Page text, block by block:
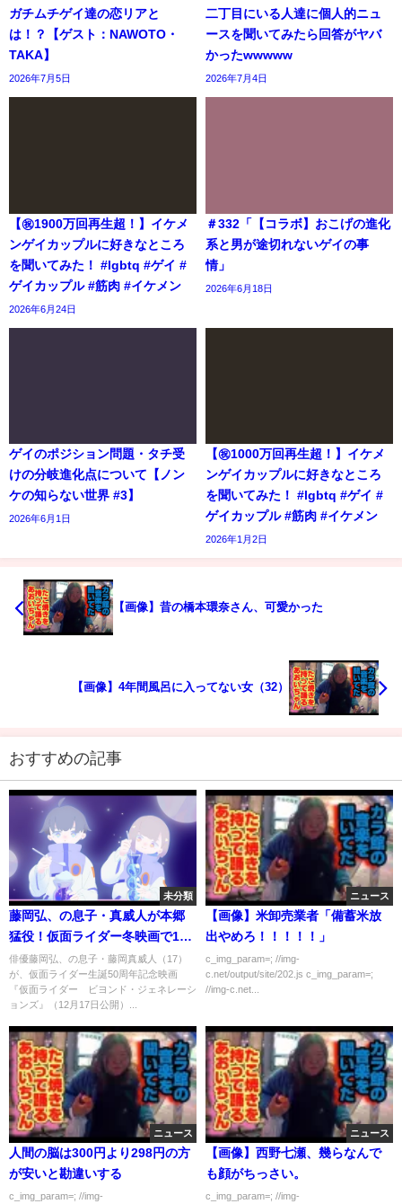
ガチムチゲイ達の恋リアと
は！？【ゲスト：NAWOTO・
TAKA】
2026年7月5日
二丁目にいる人達に個人的ニュ
ースを聞いてみたら回答がヤバ
かったwwwww
2026年7月4日
【㊗️1900万回再生超！】イケメ
ンゲイカップルに好きなところ
を聞いてみた！ #lgbtq #ゲイ #
ゲイカップル #筋肉 #イケメン
2026年6月24日
＃332「【コラボ】おこげの進化
系と男が途切れないゲイの事
情」
2026年6月18日
ゲイのポジション問題・タチ受
けの分岐進化点について【ノン
ケの知らない世界 #3】
2026年6月1日
【㊗️1000万回再生超！】イケメ
ンゲイカップルに好きなところ
を聞いてみた！ #lgbtq #ゲイ #
ゲイカップル #筋肉 #イケメン
2026年1月2日
【画像】昔の橋本環奈さん、可愛かった
【画像】4年間風呂に入ってない女（32）
おすすめの記事
未分類
藤岡弘、の息子・真威人が本郷
猛役！仮面ライダー冬映画で1号
に変身
俳優藤岡弘、の息子・藤岡真威人（17）
が、仮面ライダー生誕50周年記念映画
『仮面ライダー ビヨンド・ジェネレーシ
ョンズ』（12月17日公開）...
ニュース
【画像】米卸売業者「備蓄米放
出やめろ！！！！！」
c_img_param=; //img-
c.net/output/site/202.js c_img_param=;
//img-c.net...
ニュース
人間の脳は300円より298円の方
が安いと勘違いする
c_img_param=; //img-
ニュース
【画像】西野七瀬、幾らなんで
も顔がちっさい。
c_img_param=; //img-